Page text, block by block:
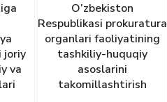
joriy
va
O’zbekiston
Respublikasi prokuratura
organlari faoliyatining
tashkiliy-huquqiy
asoslarini
takomillashtirish